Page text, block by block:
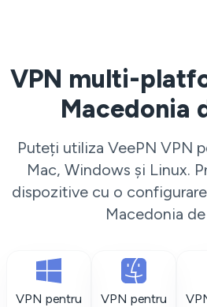
VPN multi-
Macedonia
Puteți utiliza VeePN VPN
Mac, Windows și Linux.
dispozitive cu o
Macedonia
VPN pentru
VPN pentru